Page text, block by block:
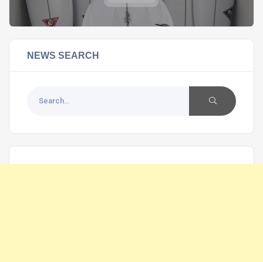
NEWS SEARCH